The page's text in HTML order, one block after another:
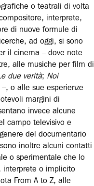
o teatrali di volta
interprete,
di nuove formule di
ad oggi, si sono
il cinema – dove note
alle musiche per film di
due verità; Noi
–, o alle sue esperienze
margini di
invece alcune
campo televisivo e
del documentario
inoltre alcuni contatti
o sperimentale che lo
interprete o implicito
From A to Z, alle